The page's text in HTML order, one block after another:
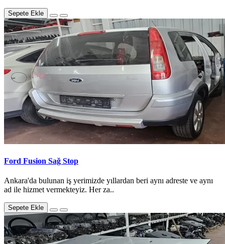
Sepete Ekle
Ford Fusion Sağ Stop
Ankara'da bulunan iş yerimizde yıllardan beri aynı adreste ve aynı
ad ile hizmet vermekteyiz. Her za..
Sepete Ekle